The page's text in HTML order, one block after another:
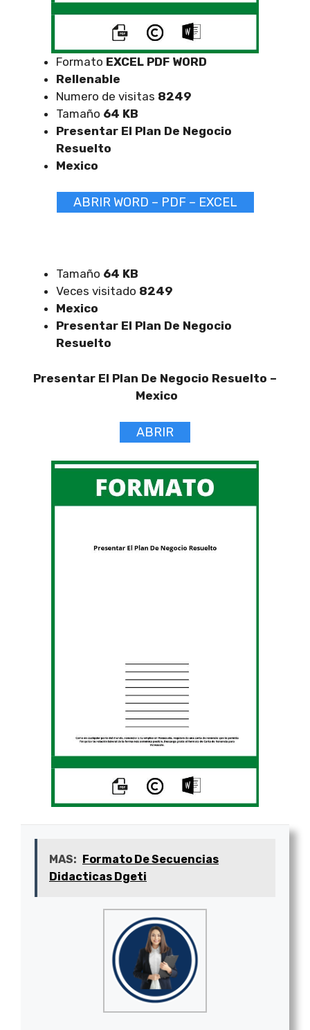
Formato EXCEL PDF WORD
Rellenable
Numero de visitas 8249
Tamaño 64 KB
Presentar El Plan De Negocio
Resuelto
Mexico
ABRIR WORD – PDF – EXCEL
Tamaño 64 KB
Veces visitado 8249
Mexico
Presentar El Plan De Negocio
Resuelto
Presentar El Plan De Negocio Resuelto –
Mexico
ABRIR
MAS: Formato De Secuencias
Didacticas Dgeti